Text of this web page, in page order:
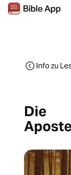
Info zu
Die